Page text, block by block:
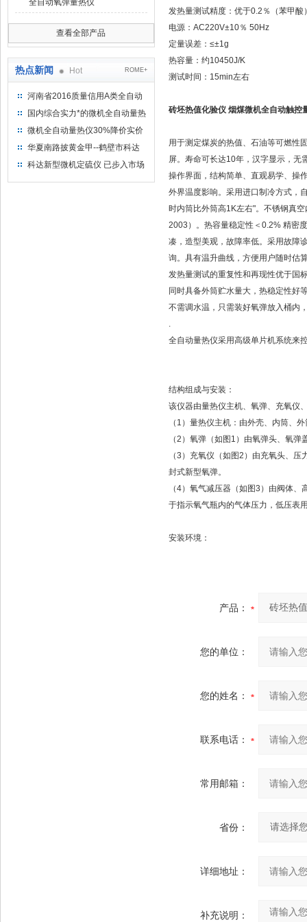
全自动氧弹量热仪
查看全部产品
热点新闻 Hot ROME+
河南省2016质量信用A类全自动
量热仪
国内综合实力*的微机全自动量热
仪制造企业
微机全自动量热仪30%降价实价
出售
华夏南路披黄金甲--鹤壁市科达
仪器仪表有限公司
科达新型微机定硫仪 已步入市场
发热量测试精度：优于0.2％（苯甲酸
电源：AC220V±10％ 50Hz
定量误差：≤±1g
热容量：约10450J/K
测试时间：15min左右
砖坯热值化验仪 烟煤微机全自动触控
用于测定煤炭的热值、石油等可燃性
屏。寿命可长达10年，汉字显示，无
操作界面，结构简单、直观易学、操
外界温度影响。采用进口制冷方式，
时内筒比外筒高1K左右"。不锈钢真
2003）。热容量稳定性＜0.2% 精密
凑，造型美观，故障率低。采用故障
询。具有温升曲线，方便用户随时估
发热量测试的重复性和再现性优于国
同时具备外筒贮水量大，热稳定性好
不需调水温，只需装好氧弹放入桶内
.
全自动量热仪采用高级单片机系统来
结构组成与安装：
该仪器由量热仪主机、氧弹、充氧仪
（1）量热仪主机：由外壳、内筒、
（2）氧弹（如图1）由氧弹头、氧
（3）充氧仪（如图2）由充氧头、
封式新型氧弹。
（4）氧气减压器（如图3）由阀体
于指示氧气瓶内的气体压力，低压表
安装环境：
产品：
您的单位：
您的姓名：
联系电话：
常用邮箱：
省份：
详细地址：
补充说明：